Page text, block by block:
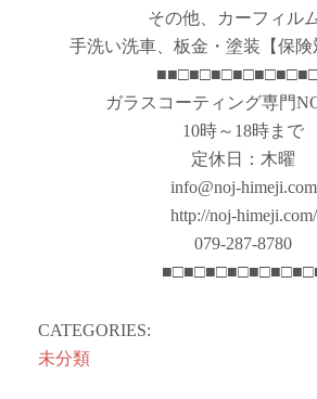
その他、カーフィルム
手洗い洗車、板金・塗装【保険
ガラスコーティング専門
10時～18時まで
定休日：木曜
info@noj-himeji.com
http://noj-himeji.com/
079-287-8780
CATEGORIES:
未分類